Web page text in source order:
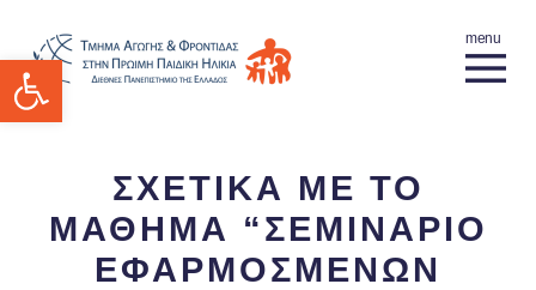
Ανοίξτε τη γραμμή εργαλείων
ΣΧΕΤΙΚΑ ΜΕ ΤΟ
ΜΑΘΗΜΑ “ΣΕΜΙΝΑΡΙΟ
ΕΦΑΡΜΟΣΜΕΝΩΝ